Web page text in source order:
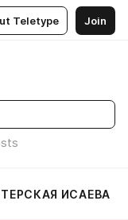
Teletype Join
ИСАЕВА